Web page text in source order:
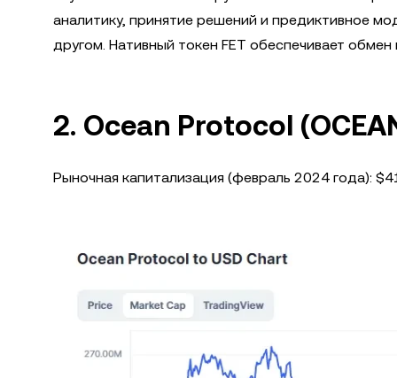
аналитику, принятие решений и предиктивное
другом. Нативный токен FET обеспечивает
2. Ocean Protocol
Рыночная капитализация (февраль 2024 года):